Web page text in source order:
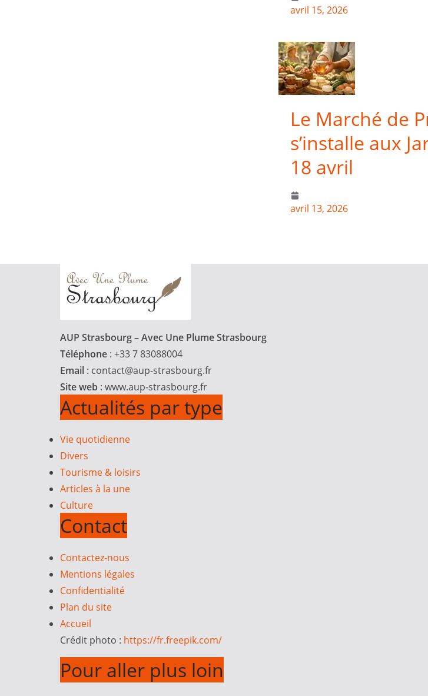
avril 15, 2026
Le Marché de
s’installe aux
18 avril
avril 13, 2026
AUP Strasbourg – Avec Une Plume Strasbourg
Téléphone : +33 7 83088004
Email : contact@aup-strasbourg.fr
Site web : www.aup-strasbourg.fr
Actualités par type
Vie quotidienne
Divers
Tourisme & loisirs
Articles à la une
Culture
Contact
Contactez-nous
Mentions légales
Confidentialité
Plan du site
Accueil
Crédit photo : https://fr.freepik.com/
Pour aller plus loin